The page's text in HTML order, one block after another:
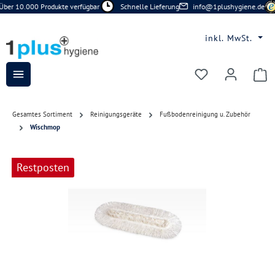
Zum Hauptinhalt springen
10.000 Produkte verfügbar Schnelle Lieferung info@1plushygiene.de
inkl. MwSt.
Du hast 0
Gesamtes Sortiment Reinigungsgeräte
Fußbodenreinigung u. Zubehör
Wischmop
Restposten
Bildergalerie überspringen